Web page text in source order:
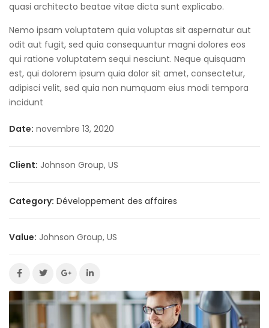
quasi architecto beatae vitae dicta sunt explicabo.
Nemo ipsam voluptatem quia voluptas sit aspernatur aut
odit aut fugit, sed quia consequuntur magni dolores eos
qui ratione voluptatem sequi nesciunt. Neque quisquam
est, qui dolorem ipsum quia dolor sit amet, consectetur,
adipisci velit, sed quia non numquam eius modi tempora
incidunt
Date: novembre 13, 2020
Client: Johnson Group, US
Category: Développement des affaires
Value: Johnson Group, US